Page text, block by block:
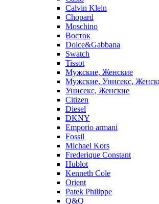
Calvin Klein
Chopard
Moschino
Восток
Dolce&Gabbana
Swatch
Tissot
Мужские, Женские
Мужские, Унисекс,
Унисекс, Женские
Citizen
Diesel
DKNY
Emporio armani
Fossil
Michael Kors
Frederique Constant
Hublot
Kenneth Cole
Orient
Patek Philippe
Q&Q